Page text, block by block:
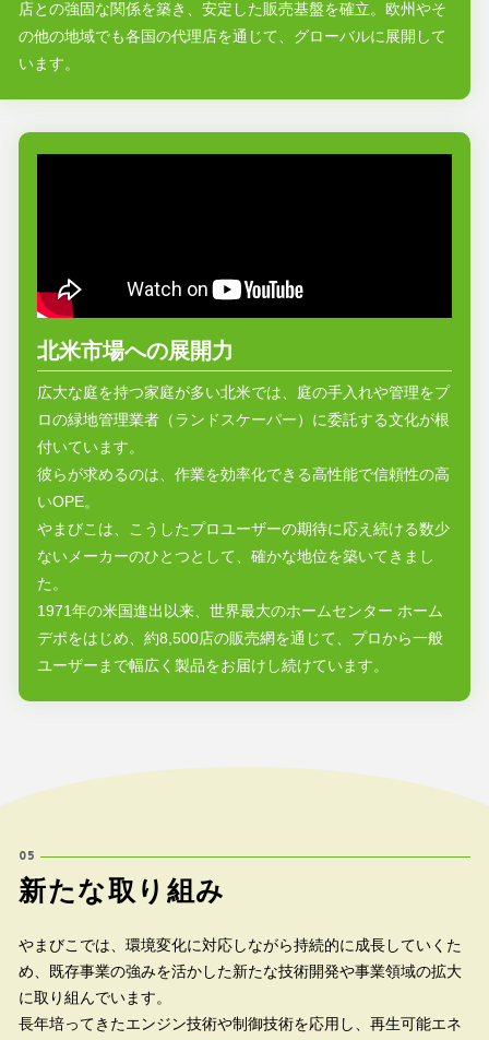
店との強固な関係を築き、安定した販売基盤を確立。欧州やそ
の他の地域でも各国の代理店を通じて、グローバルに展開して
います。
北米市場への展開力
広大な庭を持つ家庭が多い北米では、庭の手入れや管理をプ
ロの緑地管理業者（ランドスケーパー）に委託する文化が根
付いています。
彼らが求めるのは、作業を効率化できる高性能で信頼性の高
いOPE。
やまびこは、こうしたプロユーザーの期待に応え続ける数少
ないメーカーのひとつとして、確かな地位を築いてきまし
た。
1971年の米国進出以来、世界最大のホームセンター ホーム
デポをはじめ、約8,500店の販売網を通じて、プロから一般
ユーザーまで幅広く製品をお届けし続けています。
05
新たな取 り 組 み
やまびこでは、環境変化に対応しながら持続的に成長していくた
め、既存事業の強みを活かした新たな技術開発や事業領域の拡大
に取り組んでいます。
長年培ってきたエンジン技術や制御技術を応用し、再生可能エネ